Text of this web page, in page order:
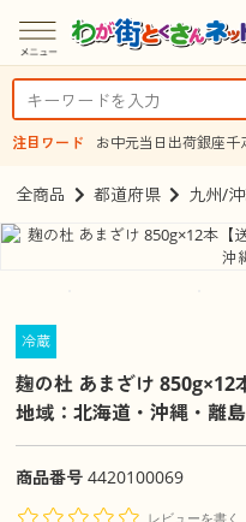
注目ワード お中元当日出荷銀座千
全商品 都道府県 九州/
冷蔵
麹の杜 あまざけ 850g×12
地域：北海道・沖縄・離島
商品番号 4420100069
レビューを書く